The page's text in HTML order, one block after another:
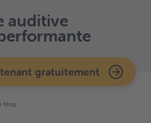
auditive
gratuitement
blog